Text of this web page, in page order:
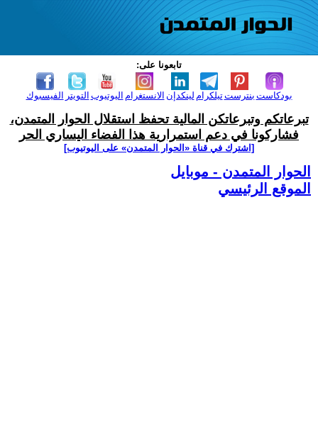
تابعونا على:
الفيسبوك التويتر اليوتيوب الانستغرام لينكدإن تيلكرامبنترست بودكاست
تبرعاتكم وتبرعاتكن المالية تحفظ استقلال الحوار المتمدن،
فشاركونا في دعم استمرارية هذا الفضاء اليساري الحر
[اشترك في قناة ‫«الحوار المتمدن» على اليوتيوب]
الحوار المتمدن - موبايل
الموقع الرئيسي